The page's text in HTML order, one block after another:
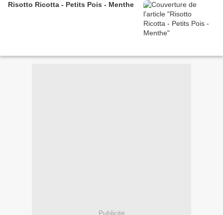
Risotto Ricotta - Petits Pois - Menthe
Publicité